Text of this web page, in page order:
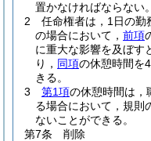
置かなければならない。
2
任命権者は，1日の勤
の場合において， 前項
に重大な影響を及ぼす
り， 同項の休憩時間を
きる。
3
第1項の休憩時間は，
る場合において，規則
ないことができる。
第7条
削除